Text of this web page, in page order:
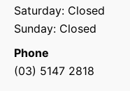
Saturday: Closed
Sunday: Closed
Phone
(03) 5147 2818